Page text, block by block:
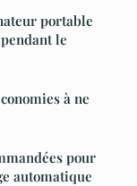
portable
le
à ne
pour
automatique